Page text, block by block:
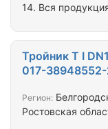
14. Вся продукция сертифицирована, имеет все
собственным транспортом.
"ТЕХЭНЕРГОМЕТ"
Тройник Т I
017-
Регион:
Ростовская